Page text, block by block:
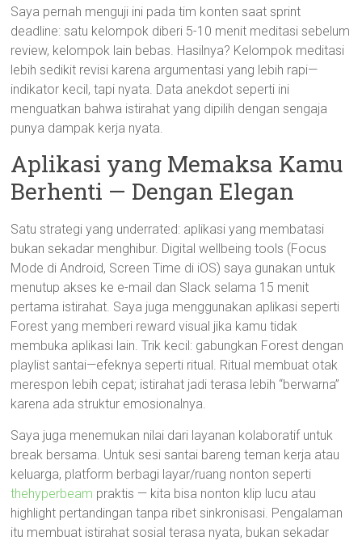
Saya pernah menguji ini pada tim konten saat sprint
deadline: satu kelompok diberi 5-10 menit meditasi sebelum
review, kelompok lain bebas. Hasilnya? Kelompok meditasi
lebih sedikit revisi karena argumentasi yang lebih rapi—
indikator kecil, tapi nyata. Data anekdot seperti ini
menguatkan bahwa istirahat yang dipilih dengan sengaja
punya dampak kerja nyata.
Aplikasi yang Memaksa Kamu
Berhenti — Dengan Elegan
Satu strategi yang underrated: aplikasi yang membatasi
bukan sekadar menghibur. Digital wellbeing tools (Focus
Mode di Android, Screen Time di iOS) saya gunakan untuk
menutup akses ke e-mail dan Slack selama 15 menit
pertama istirahat. Saya juga menggunakan aplikasi seperti
Forest yang memberi reward visual jika kamu tidak
membuka aplikasi lain. Trik kecil: gabungkan Forest dengan
playlist santai—efeknya seperti ritual. Ritual membuat otak
merespon lebih cepat; istirahat jadi terasa lebih “berwarna”
karena ada struktur emosionalnya.
Saya juga menemukan nilai dari layanan kolaboratif untuk
break bersama. Untuk sesi santai bareng teman kerja atau
keluarga, platform berbagi layar/ruang nonton seperti
thehyperbeam praktis — kita bisa nonton klip lucu atau
highlight pertandingan tanpa ribet sinkronisasi. Pengalaman
itu membuat istirahat sosial terasa nyata, bukan sekadar